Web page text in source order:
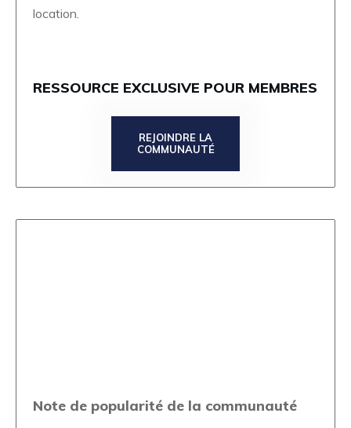
location.
RESSOURCE EXCLUSIVE POUR MEMBRES
REJOINDRE LA
COMMUNAUTÉ
Note de popularité de la communauté